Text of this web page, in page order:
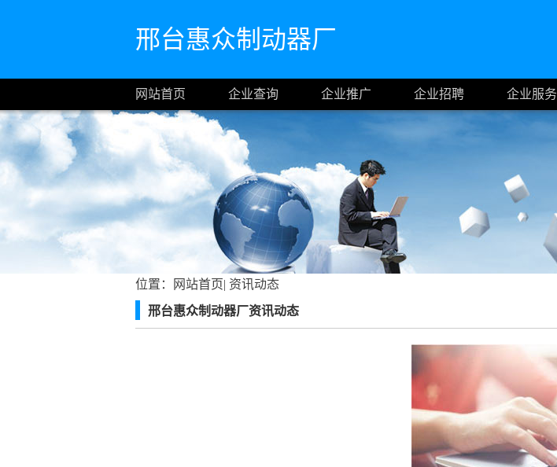
邢台惠众制动器厂
网站首页 企业查询 企业推广 企业招聘 企业服务
位置： 网站首页| 资讯动态
邢台惠众制动器厂资讯动态